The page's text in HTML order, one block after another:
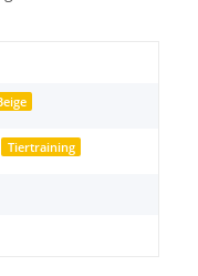
Tiertraining